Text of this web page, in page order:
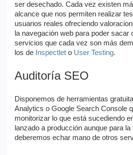
ser desechado. Cada vez existen
alcance que nos permiten realizar
usuarios reales ofreciendo
la navegación web para poder sacar
servicios que cada vez son más
los de Inspectlet o User Testing.
Auditoría SEO
Disponemos de herramientas
Analytics o Google Search Console
monitorizar lo que está sucediendo
lanzado a producción aunque para
deberemos echar mano de otros